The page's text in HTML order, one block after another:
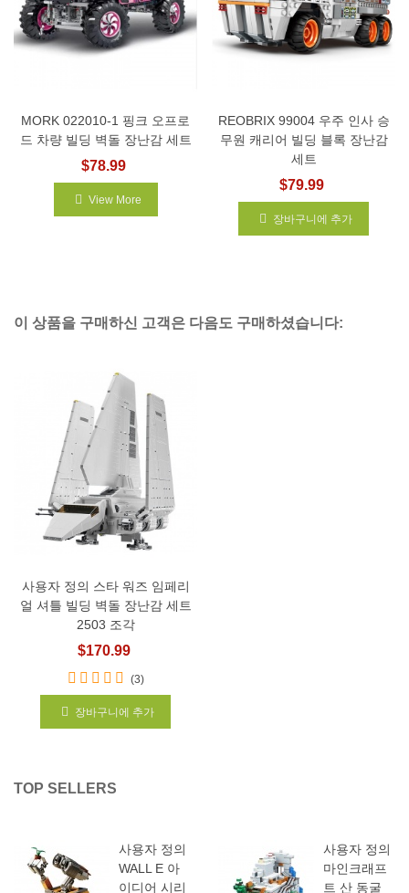
MORK 022010-1 핑크 오프로
드 차량 빌딩 벽돌 장난감 세트
$78.99
View More
REOBRIX 99004 우주 인사 승
무원 캐리어 빌딩 블록 장난감
세트
$79.99
장바구니에 추가
이 상품을 구매하신 고객은 다음도 구매하셨습니다:
사용자 정의 스타 워즈 임페리
얼 셔틀 빌딩 벽돌 장난감 세트
2503 조각
$170.99
(3)
장바구니에 추가
TOP SELLERS
사용자 정의
WALL E 아
이디어 시리
사용자 정의
마인크래프
트 산 동굴